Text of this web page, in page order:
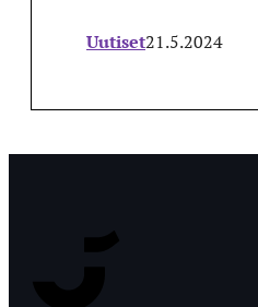
Uutiset21.5.2024